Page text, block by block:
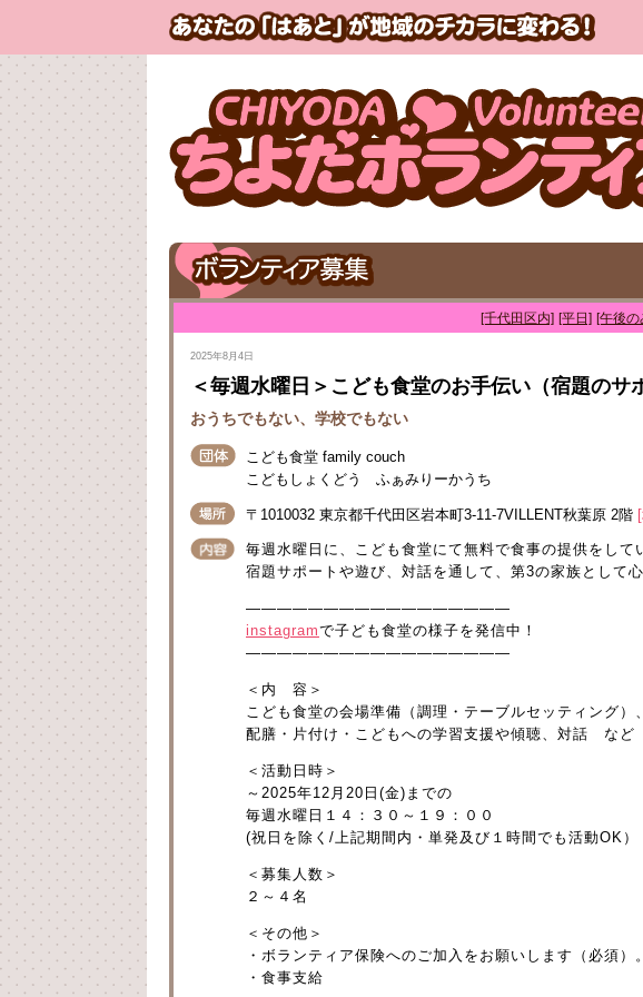
[千代田区内] [平日] [午後の
2025年8月4日
＜毎週水曜日＞こども食堂のお手伝い（宿題のサ
おうちでもない、学校でもない
こども食堂 family couch
こどもしょくどう ふぁみりーかうち
〒1010032 東京都千代田区岩本町3-11-7VILLENT秋葉原 2階
毎週水曜日に、こども食堂にて無料で食事の提供をして
宿題サポートや遊び、対話を通して、第3の家族として
—————————————————
instagramで子ども食堂の様子を発信中！
—————————————————
＜内 容＞
こども食堂の会場準備（調理・テーブルセッティング）、
配膳・片付け・こどもへの学習支援や傾聴、対話 など
＜活動日時＞
～2025年12月20日(金)までの
毎週水曜日１４：３０～１９：００
(祝日を除く/上記期間内・単発及び１時間でも活動OK）
＜募集人数＞
２～４名
＜その他＞
・ボランティア保険へのご加入をお願いします（必須）。
・食事支給